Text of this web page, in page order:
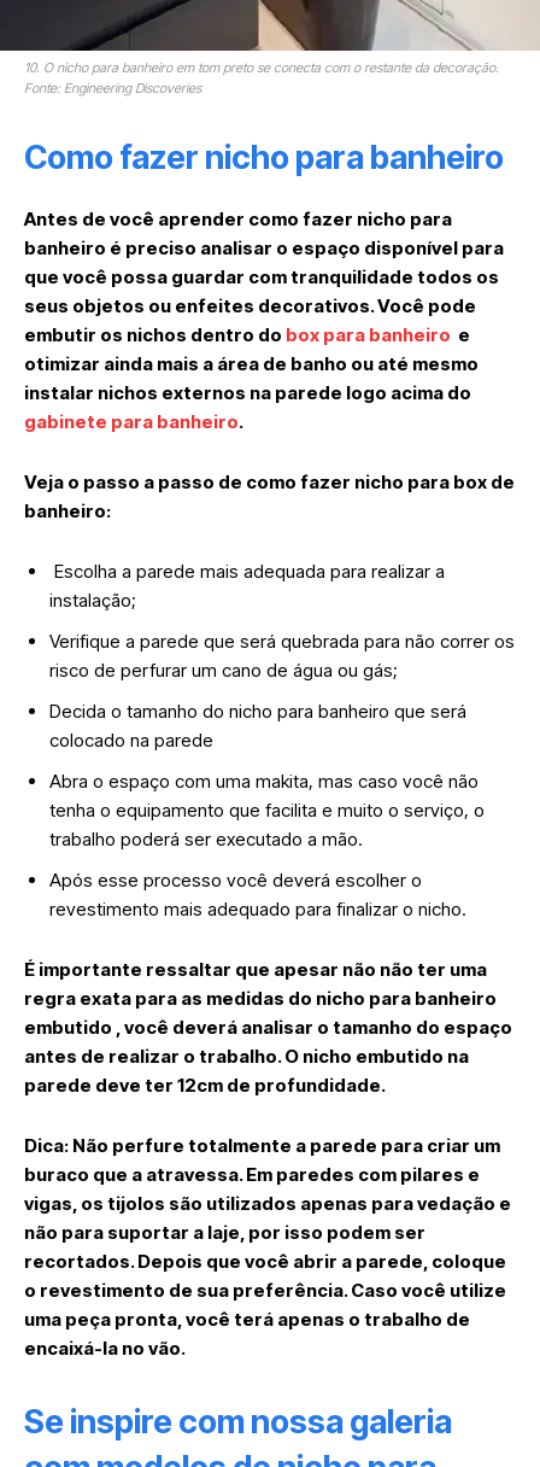
10. O nicho para banheiro em tom preto se conecta com o restante da decoração.
Fonte: Engineering Discoveries
Como fazer nicho para banheiro
Antes de você aprender como fazer nicho para
banheiro é preciso analisar o espaço disponível para
que você possa guardar com tranquilidade todos os
seus objetos ou enfeites decorativos. Você pode
embutir os nichos dentro do box para banheiro e
otimizar ainda mais a área de banho ou até mesmo
instalar nichos externos na parede logo acima do
gabinete para banheiro.
Veja o passo a passo de como fazer nicho para box de
banheiro:
Escolha a parede mais adequada para realizar a
instalação;
Verifique a parede que será quebrada para não correr os
risco de perfurar um cano de água ou gás;
Decida o tamanho do nicho para banheiro que será
colocado na parede
Abra o espaço com uma makita, mas caso você não
tenha o equipamento que facilita e muito o serviço, o
trabalho poderá ser executado a mão.
Após esse processo você deverá escolher o
revestimento mais adequado para finalizar o nicho.
É importante ressaltar que apesar não não ter uma
regra exata para as medidas do nicho para banheiro
embutido , você deverá analisar o tamanho do espaço
antes de realizar o trabalho. O nicho embutido na
parede deve ter 12cm de profundidade.
Dica: Não perfure totalmente a parede para criar um
buraco que a atravessa. Em paredes com pilares e
vigas, os tijolos são utilizados apenas para vedação e
não para suportar a laje, por isso podem ser
recortados. Depois que você abrir a parede, coloque
o revestimento de sua preferência. Caso você utilize
uma peça pronta, você terá apenas o trabalho de
encaixá-la no vão.
Se inspire com nossa galeria